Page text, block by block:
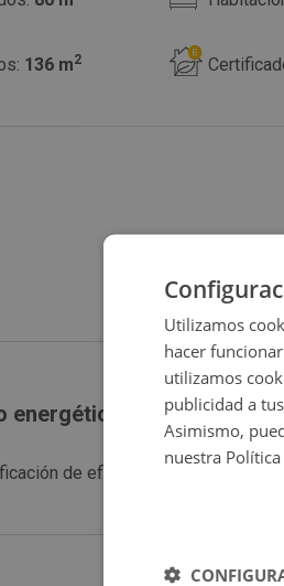
136 m2
de eficiencia energética de
Utilizamos
hacer
utilizamos
publicidad a
Asimismo,
nuestra